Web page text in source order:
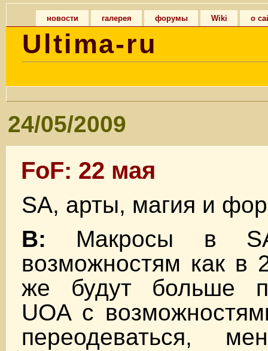
новости галерея форумы Wiki о
Ultima-ru
24/05/2009
FoF: 22 мая
SA, арты, магия и
В: Макросы в
возможностям как в
же будут больше
UOA с
переодеваться,